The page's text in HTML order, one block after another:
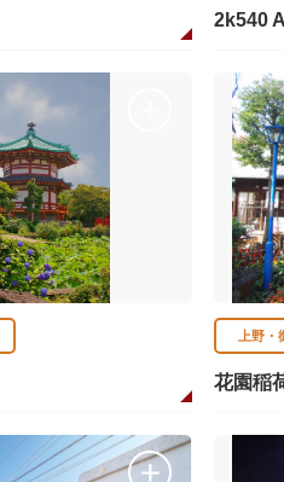
2k540
上野
花園稲